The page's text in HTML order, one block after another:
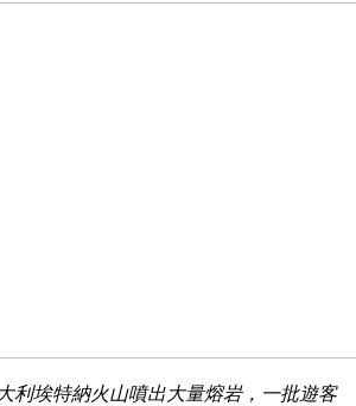
利埃特納火山噴出大量熔岩，一批遊客